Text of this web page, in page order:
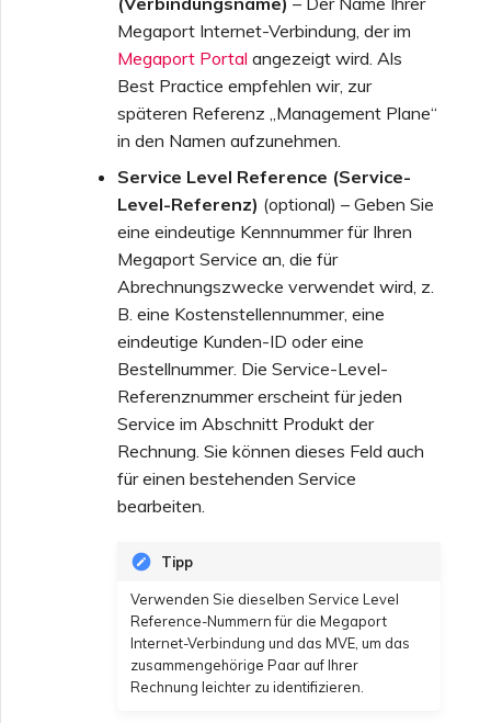
Megaport Internet-Verbindung, der im
Megaport Portal angezeigt wird. Als
Best Practice empfehlen wir, zur
späteren Referenz „Management Plane“
in den Namen aufzunehmen.
Service Level Reference (Service-
Level-Referenz) (optional) – Geben Sie
eine eindeutige Kennnummer für Ihren
Megaport Service an, die für
Abrechnungszwecke verwendet wird, z.
B. eine Kostenstellennummer, eine
eindeutige Kunden-ID oder eine
Bestellnummer. Die Service-Level-
Referenznummer erscheint für jeden
Service im Abschnitt Produkt der
Rechnung. Sie können dieses Feld auch
für einen bestehenden Service
bearbeiten.
Tipp
Verwenden Sie dieselben Service Level
Reference-Nummern für die Megaport
Internet-Verbindung und das MVE, um das
zusammengehörige Paar auf Ihrer
Rechnung leichter zu identifizieren.